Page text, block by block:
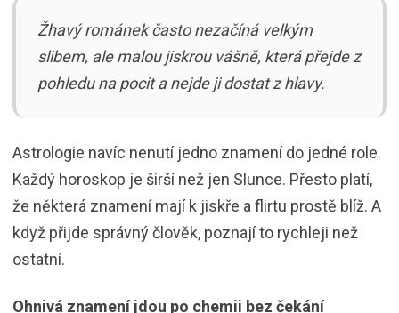
Žhavý románek často nezačíná velkým
slibem, ale malou jiskrou vášně, která přejde z
pohledu na pocit a nejde ji dostat z hlavy.
Astrologie navíc nenutí jedno znamení do jedné role.
Každý horoskop je širší než jen Slunce. Přesto platí,
že některá znamení mají k jiskře a flirtu prostě blíž. A
když přijde správný člověk, poznají to rychleji než
ostatní.
Ohnivá znamení jdou po chemii bez čekání